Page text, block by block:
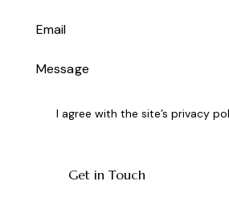
I agree with the site’sprivacy